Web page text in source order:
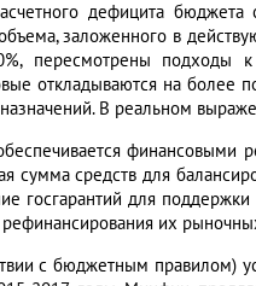
дефицита
заложенного в
пересмотрены подходы
откладываются на более
В реальном
финансовыми
сумма средств для
госгарантий для
их
с бюджетным правилом)